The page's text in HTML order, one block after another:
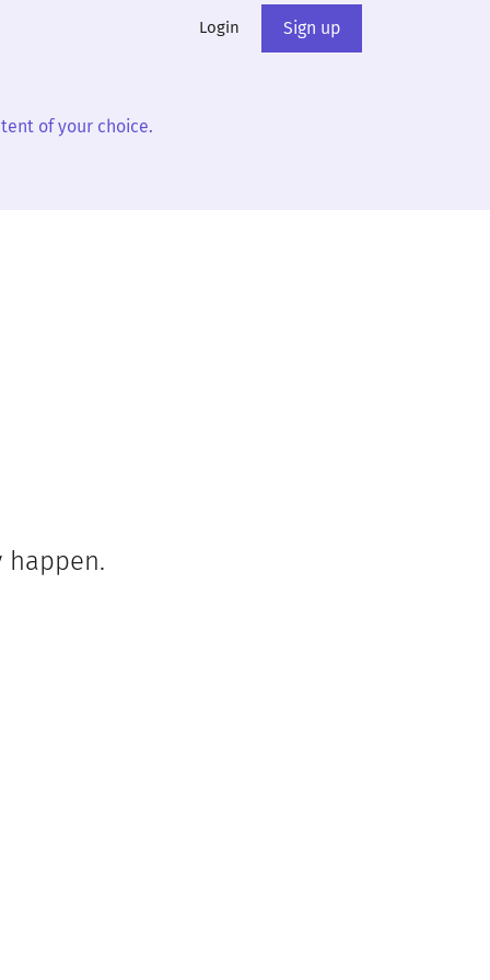
Login Sign up
of your choice.
happen.